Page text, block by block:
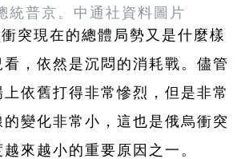
統普京。中通社資料圖片
突現在的總體局勢又是什麼樣
，依然是沉悶的消耗戰。儘管
依舊打得非常慘烈，但是非常
變化非常小，這也是俄烏衝突
來越小的重要原因之一。